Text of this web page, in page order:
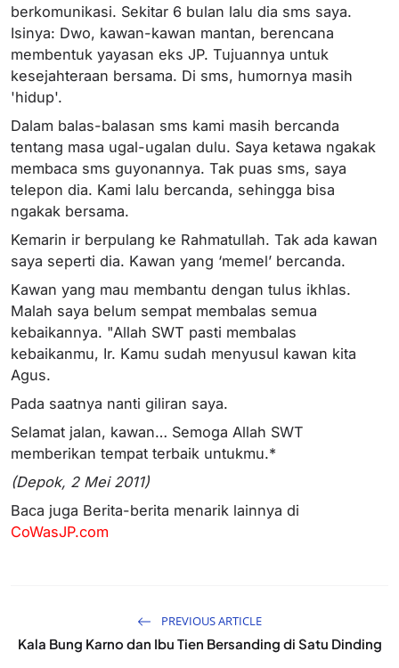
berkomunikasi. Sekitar 6 bulan lalu dia sms saya.
Isinya: Dwo, kawan-kawan mantan, berencana
membentuk yayasan eks JP. Tujuannya untuk
kesejahteraan bersama. Di sms, humornya masih
'hidup'.
Dalam balas-balasan sms kami masih bercanda
tentang masa ugal-ugalan dulu. Saya ketawa ngakak
membaca sms guyonannya. Tak puas sms, saya
telepon dia. Kami lalu bercanda, sehingga bisa
ngakak bersama.
Kemarin ir berpulang ke Rahmatullah. Tak ada kawan
saya seperti dia. Kawan yang ‘memel’ bercanda.
Kawan yang mau membantu dengan tulus ikhlas.
Malah saya belum sempat membalas semua
kebaikannya. "Allah SWT pasti membalas
kebaikanmu, Ir. Kamu sudah menyusul kawan kita
Agus.
Pada saatnya nanti giliran saya.
Selamat jalan, kawan… Semoga Allah SWT
memberikan tempat terbaik untukmu.*
(Depok, 2 Mei 2011)
Baca juga Berita-berita menarik lainnya di
CoWasJP.com
PREVIOUS ARTICLE
Kala Bung Karno dan Ibu Tien Bersanding di Satu Dinding